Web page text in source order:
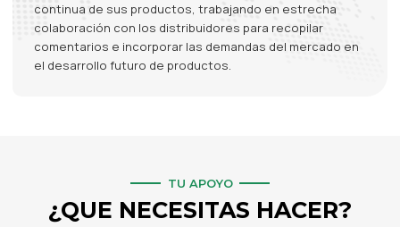
continua de sus productos, trabajando en estrecha
colaboración con los distribuidores para recopilar
comentarios e incorporar las demandas del mercado en
el desarrollo futuro de productos.
TU APOYO
¿QUE NECESITAS HACER?